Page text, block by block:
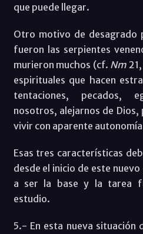
que puede llegar.
Otro motivo de desagrado
fueron las serpientes
murieron muchos (cf. Nm
espirituales que hacen
tentaciones, pecados,
nosotros, alejarnos de Dios,
vivir con aparente
Esas tres características
desde el inicio de este
a ser la base y la tarea
estudio.
5.- En esta nueva situación